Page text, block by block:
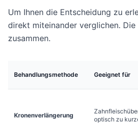
Um Ihnen die Entscheidung zu
direkt miteinander verglichen.
zusammen.
Behandlungsmethode Geeignet für
Kronenverlängerung
optisch zu